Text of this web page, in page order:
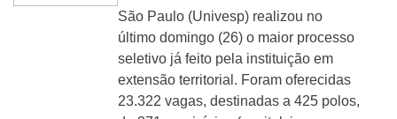
São Paulo (Univesp) realizou no
último domingo (26) o maior processo
seletivo já feito pela instituição em
extensão territorial. Foram oferecidas
23.322 vagas, destinadas a 425 polos,